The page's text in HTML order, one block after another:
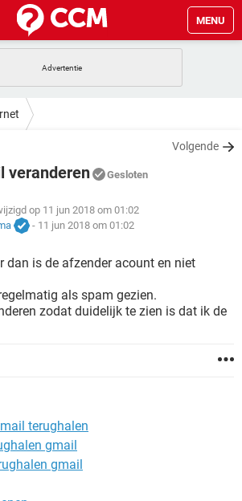
MENU
SNAPCHAT
SNAPCHAT
GAMES
CORONAVIRUS
SNAPCHAT
GAMES
CORONAVIRUS
SNAPCHAT
GAMES
CORONAVIRUS
Volgende
veranderen Gesloten
op 11 jun 2018 om 01:02
- 11 jun 2018 om 01:02
dan is de afzender acount en niet
als spam gezien.
zodat duidelijk te zien is dat ik de
terughalen
gmail
gmail